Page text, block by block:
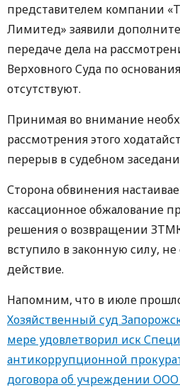
представителем компании
Лимитед» заявили
передаче дела на
Верховного Суда по
отсутствуют.
Принимая во внимание
рассмотрения этого
перерыв в судебном
Сторона обвинения
кассационное обжалование
решения о возвращении ЗТМК
вступило в законную силу, не
действие.
Напомним, что в июле
Хозяйственный суд
мере удовлетворил иск
антикоррупционной
договора об учреждении